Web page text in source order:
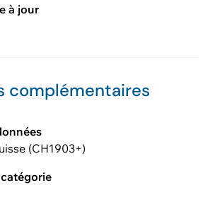
à jour
complémentaires
(CH1903+)